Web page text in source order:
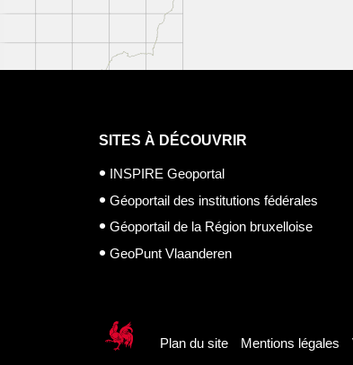
SITES À DÉCOUVRIR
INSPIRE Geoportal
Géoportail des institutions fédérales
Géoportail de la Région bruxelloise
GeoPunt Vlaanderen
Plan du site Mentions légales